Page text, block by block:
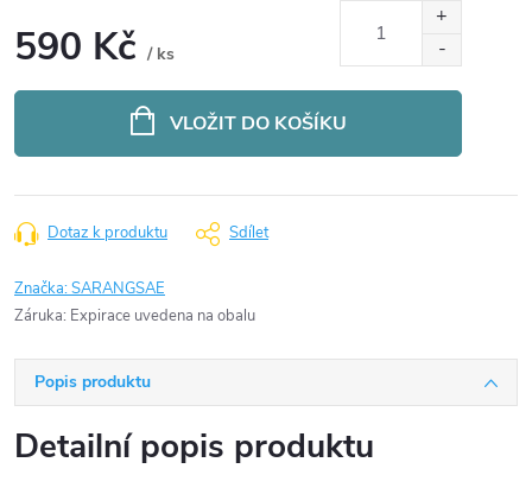
590 Kč / ks
VLOŽIT DO KOŠÍKU
Dotaz k produktu Sdílet
Značka:SARANGSAE
Záruka: Expirace uvedena na obalu
Popis produktu
Detailní popis produktu